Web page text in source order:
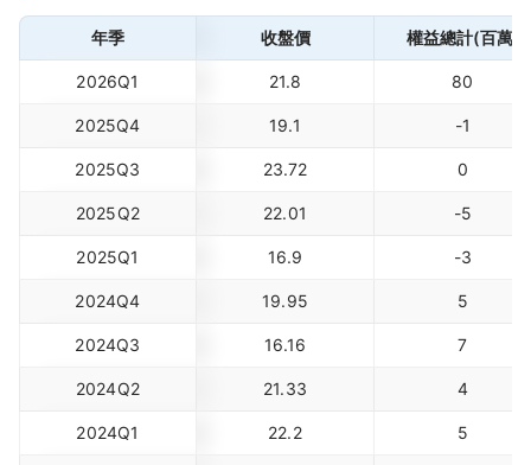
年季 收盤價 權益總計(百萬)
2026Q1 21.8 80
2025Q4 19.1 -1
2025Q3 23.72 0
2025Q2 22.01 -5
2025Q1 16.9 -3
2024Q4 19.95 5
2024Q3 16.16 7
2024Q2 21.33 4
2024Q1 22.2 5